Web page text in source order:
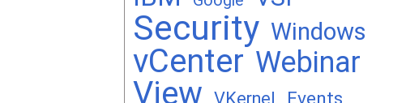
Security Windows
vCenter Webinar
View VKernel Events